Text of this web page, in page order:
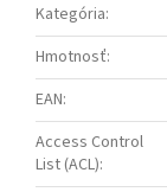
Kategória:
Hmotnosť:
EAN:
Access Control
List (ACL):